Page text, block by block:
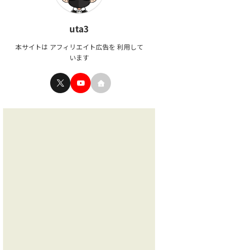
uta3
本サイトは アフィリエイト広告を 利用して
います